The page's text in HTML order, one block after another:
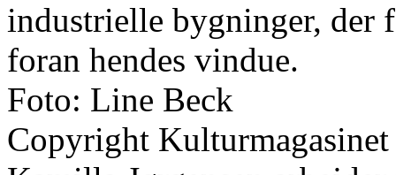
industrielle bygninger, der
foran hendes vindue.
Foto: Line Beck
Copyright